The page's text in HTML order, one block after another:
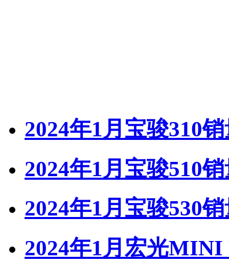
2024年1月宝骏310
2024年1月宝骏510
2024年1月宝骏530
2024年1月宏光